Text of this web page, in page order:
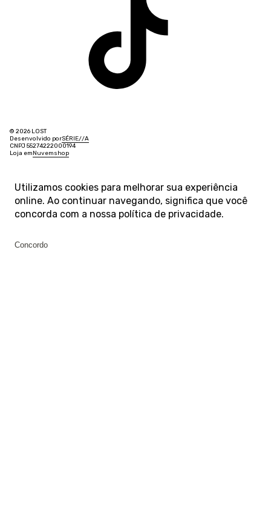
© 2026 LOST
Desenvolvido porSÉRIE//A
CNPJ 55274222000194
Loja emNuvemshop
Utilizamos cookies para melhorar sua experiência
online. Ao continuar navegando, significa que você
concorda com a nossa política de privacidade.
Concordo